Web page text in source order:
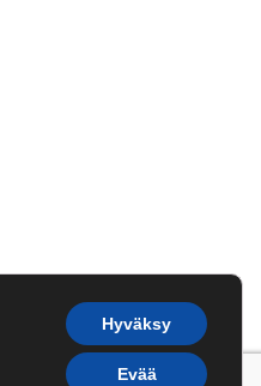
Hyväksy
Evää